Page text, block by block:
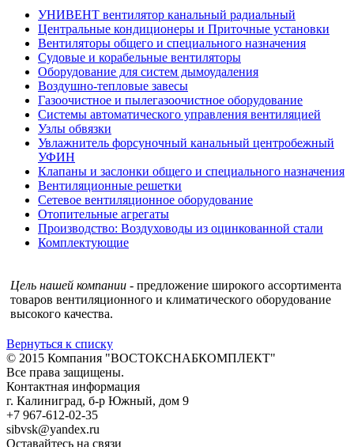
УНИВЕНТ вентилятор канальный радиальный
Центральные кондиционеры и Приточные установки
Вентиляторы общего и специального назначения
Судовые и корабельные вентиляторы
Оборудование для систем дымоудаления
Воздушно-тепловые завесы
Газоочистное и пылегазоочистное оборудование
Системы автоматического управления вентиляцией
Узлы обвязки
Увлажнитель форсуночный канальный центробежный
УФИН
Клапаны и заслонки общего и специального назначения
Вентиляционные решетки
Сетевое вентиляционное оборудование
Отопительные агрегаты
Производство: Воздуховоды из оцинкованной стали
Комплектующие
Цель нашей компании - предложение широкого ассортимента
товаров вентиляционного и климатического оборудование
высокого качества.
Вернуться к списку
© 2015 Компания "ВОСТОКСНАБКОМПЛЕКТ"
Все права защищены.
Контактная информация
г. Калиниград, б-р Южный, дом 9
+7 967-612-02-35
sibvsk@yandex.ru
Оставайтесь на связи